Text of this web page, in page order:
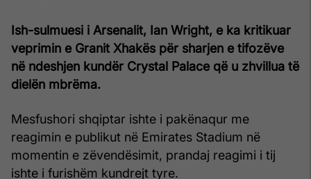
Ish-sulmuesi i Arsenalit, Ian Wright, e ka kritikuar
veprimin e Granit Xhakës për sharjen e tifozëve
në ndeshjen kundër Crystal Palace që u zhvillua të
dielën mbrëma.
Mesfushori shqiptar ishte i pakënaqur me
reagimin e publikut në Emirates Stadium në
momentin e zëvendësimit, prandaj reagimi i tij
ishte i furishëm kundrejt tyre.